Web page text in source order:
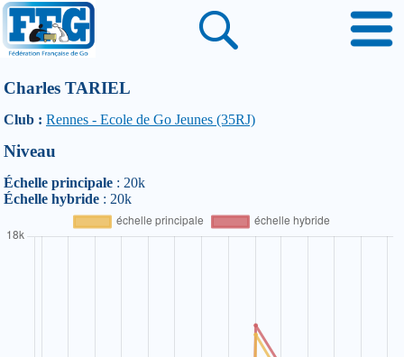
Charles TARIEL
Club : Rennes - Ecole de Go Jeunes (35RJ)
Niveau
Échelle principale : 20k
Échelle hybride : 20k